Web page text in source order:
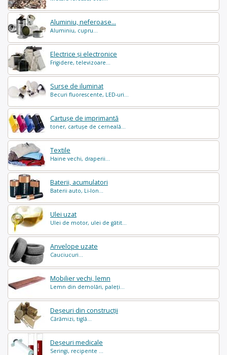
Aluminiu, neferoase...
Aluminiu, cupru...
Electrice și electronice
Frigidere, televizoare...
Surse de iluminat
Becuri fluorescente, LED-uri...
Cartușe de imprimantă
toner, cartușe de cerneală...
Textile
Haine vechi, draperii...
Baterii, acumulatori
Baterii auto, Li-Ion...
Ulei uzat
Ulei de motor, ulei de gătit...
Anvelope uzate
Cauciucuri...
Mobilier vechi, lemn
Lemn din demolări, paleți...
Deșeuri din construcții
Cărămizi, tiglă...
Deșeuri medicale
Seringi, recipente ...